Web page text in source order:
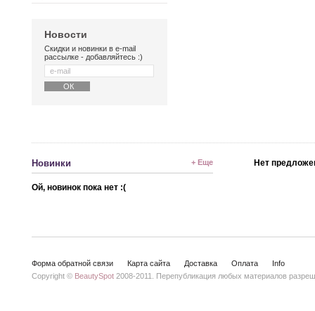
Новости
Скидки и новинки в e-mail
рассылке - добавляйтесь :)
Новинки + Еще
Ой, новинок пока нет :(
Нет
Форма обратной связи Карта сайта Доставка Оплата
Info
Copyright © BeautySpot 2008-2011. Перепубликация любых материалов